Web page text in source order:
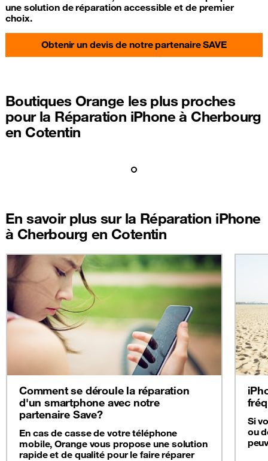
une solution de réparation accessible et de premier
choix.
Obtenir un devis de notre partenaire SAVE
Boutiques Orange les plus proches
pour la Réparation iPhone à Cherbourg
en Cotentin
En savoir plus sur la Réparation iPhone
à Cherbourg en Cotentin
Comment se déroule la réparation
d'un smartphone avec notre
partenaire Save?
En cas de casse de votre téléphone
mobile, Orange vous propose une solution
rapide et de qualité pour le faire réparer
Si
ou